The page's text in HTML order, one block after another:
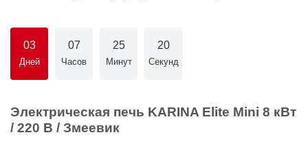
03
Дней
07
Часов
25
Минут
20
Секунд
Электрическая печь KARINA Elite Mini 8 кВт
/ 220 В / Змеевик